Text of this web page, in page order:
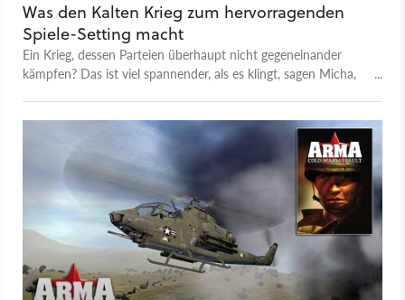
Was den Kalten Krieg zum hervorragenden
Spiele-Setting macht
Ein Krieg, dessen Parteien überhaupt nicht gegeneinander
kämpfen? Das ist viel spannender, als es klingt, sagen Micha,